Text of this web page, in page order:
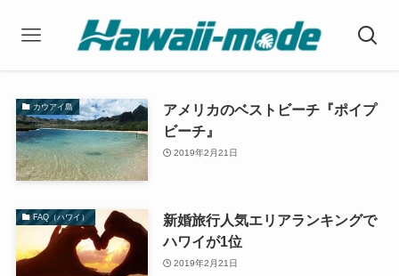
カウアイ島
アメリカのベストビーチ『ポイプ
ビーチ』
2019年2月21日
FAQ（ハワイ）
新婚旅行人気エリアランキングで
ハワイが1位
2019年2月21日